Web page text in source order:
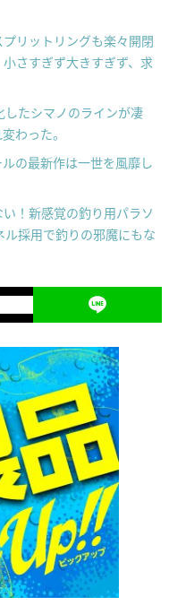
リットリングも楽々開閉
さすぎず大きすぎず、求
たシマノのラインが凄
わった。
の最新作は一世を風靡し
！新感覚の釣り用パラソ
採用で釣りの邪魔にもな